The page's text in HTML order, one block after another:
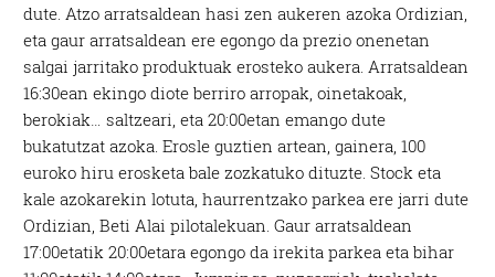
dute. Atzo arratsaldean hasi zen aukeren azoka Ordizian,
eta gaur arratsaldean ere egongo da prezio onenetan
salgai jarritako produktuak erosteko aukera. Arratsaldean
16:30ean ekingo diote berriro arropak, oinetakoak,
berokiak… saltzeari, eta 20:00etan emango dute
bukatutzat azoka. Erosle guztien artean, gainera, 100
euroko hiru erosketa bale zozkatuko dituzte. Stock eta
kale azokarekin lotuta, haurrentzako parkea ere jarri dute
Ordizian, Beti Alai pilotalekuan. Gaur arratsaldean
17:00etatik 20:00etara egongo da irekita parkea eta bihar